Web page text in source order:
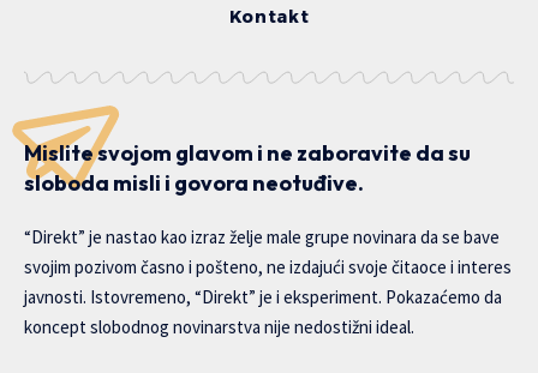
Kontakt
Mislite svojom glavom i ne zaboravite da su
sloboda misli i govora neotuđive.
“Direkt” je nastao kao izraz želje male grupe novinara da se bave
svojim pozivom časno i pošteno, ne izdajući svoje čitaoce i interes
javnosti. Istovremeno, “Direkt” je i eksperiment. Pokazaćemo da
koncept slobodnog novinarstva nije nedostižni ideal.